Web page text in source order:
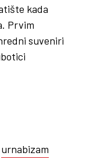
kada
Prvim
suveniri
urnabizam